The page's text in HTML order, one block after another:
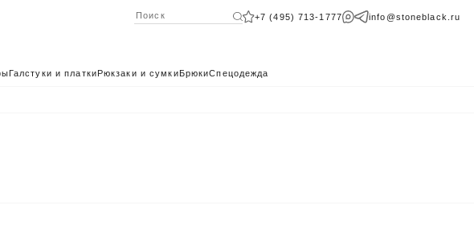
+7 (495) 713-1777 info@stoneblack.ru
Галстуки и платкиРюкзаки и сумкиБрюкиСпецодежда